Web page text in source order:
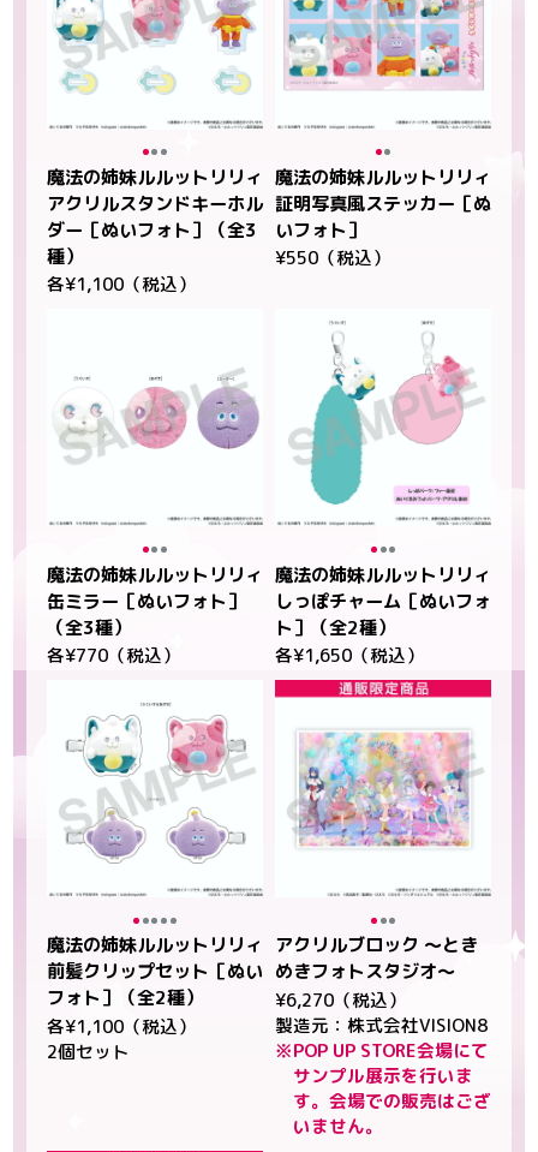
魔法の姉妹ルルットリリィ
アクリルスタンドキーホル
ダー［ぬいフォト］（全3
種）
各¥1,100（税込）
魔法の姉妹ルルットリリィ
証明写真風ステッカー［ぬ
いフォト］
¥550（税込）
魔法の姉妹ルルットリリィ
缶ミラー［ぬいフォト］
（全3種）
各¥770（税込）
魔法の姉妹ルルットリリィ
しっぽチャーム［ぬいフォ
ト］（全2種）
各¥1,650（税込）
魔法の姉妹ルルットリリィ
前髪クリップセット［ぬい
フォト］（全2種）
各¥1,100（税込）
2個セット
アクリルブロック ～とき
めきフォトスタジオ～
¥6,270（税込）
製造元：株式会社VISION8
※POP UP STORE会場にて
サンプル展示を行いま
す。会場での販売はござ
いません。